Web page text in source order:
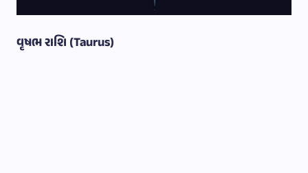
વૃષભ રાશિ (Taurus)